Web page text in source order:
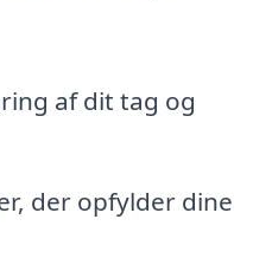
af dit tag og
der opfylder dine